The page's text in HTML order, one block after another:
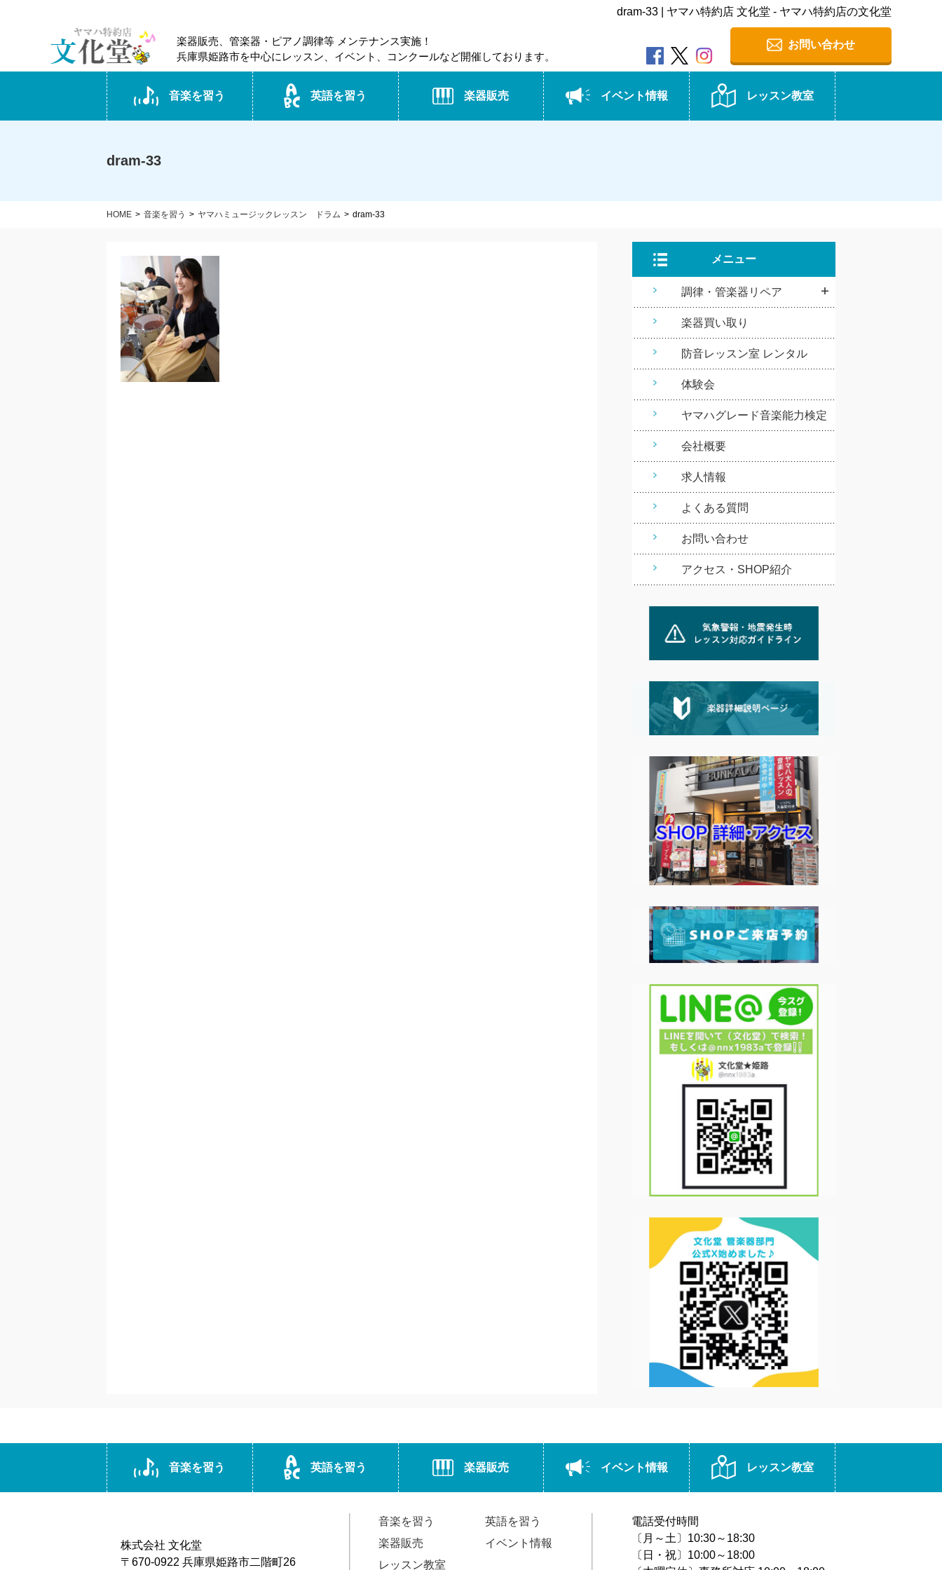
dram-33 | ヤマハ特約店 文化堂 - ヤマハ特約店の文化堂
楽器販売、管楽器・ピアノ調律等 メンテナンス実施！
兵庫県姫路市を中心にレッスン、イベント、コンクールなど開催しております。
お問い合わせ
音楽を習う 英語を習う 楽器販売 イベント情報 レッスン教室
dram-33
HOME 音楽を習う ヤマハミュージックレッスン ドラム dram-33
メニュー
調律・管楽器リペア
楽器買い取り
防音レッスン室 レンタル
体験会
ヤマハグレード音楽能力検定
会社概要
求人情報
よくある質問
お問い合わせ
アクセス・SHOP紹介
音楽を習う 英語を習う 楽器販売 イベント情報 レッスン教室
株式会社 文化堂
〒670-0922 兵庫県姫路市二階町26
音楽を習う
英語を習う
楽器販売
イベント情報
レッスン教室
電話受付時間
〔月～土〕10:30～18:30
〔日・祝〕10:00～18:00